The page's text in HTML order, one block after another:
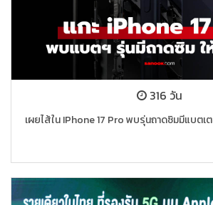
316 วัน
เผยไส้ใน IPhone 17 Pro พบรุ่นถาดซิมมีแบตเ